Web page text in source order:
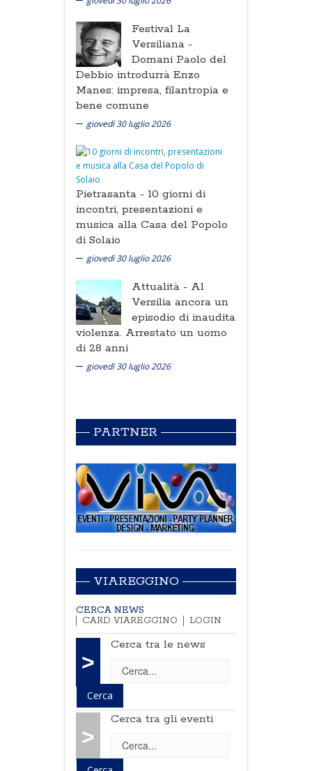
Festival La
Versiliana -
Domani Paolo del
Debbio introdurrà Enzo
Manes: impresa, filantropia e
bene comune
giovedì 30 luglio 2026
Pietrasanta - 10 giorni di
incontri, presentazioni e
musica alla Casa del Popolo
di Solaio
giovedì 30 luglio 2026
Attualità - Al
Versilia ancora un
episodio di inaudita
violenza. Arrestato un uomo
di 28 anni
giovedì 30 luglio 2026
PARTNER
VIAREGGINO
CERCA NEWS
CARD VIAREGGINO
LOGIN
>
Cerca tra le news
>
Cerca tra gli eventi